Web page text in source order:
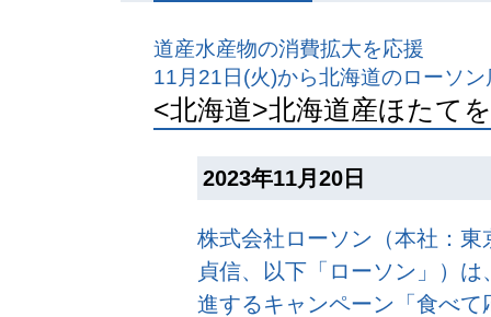
道産水産物の消費拡大を応援
11月21日(火)から北海道のローソン
<北海道>北海道産ほたて
2023年11月20日
株式会社ローソン（本社：
貞信、以下「ローソン」）
進するキャンペーン「食べ